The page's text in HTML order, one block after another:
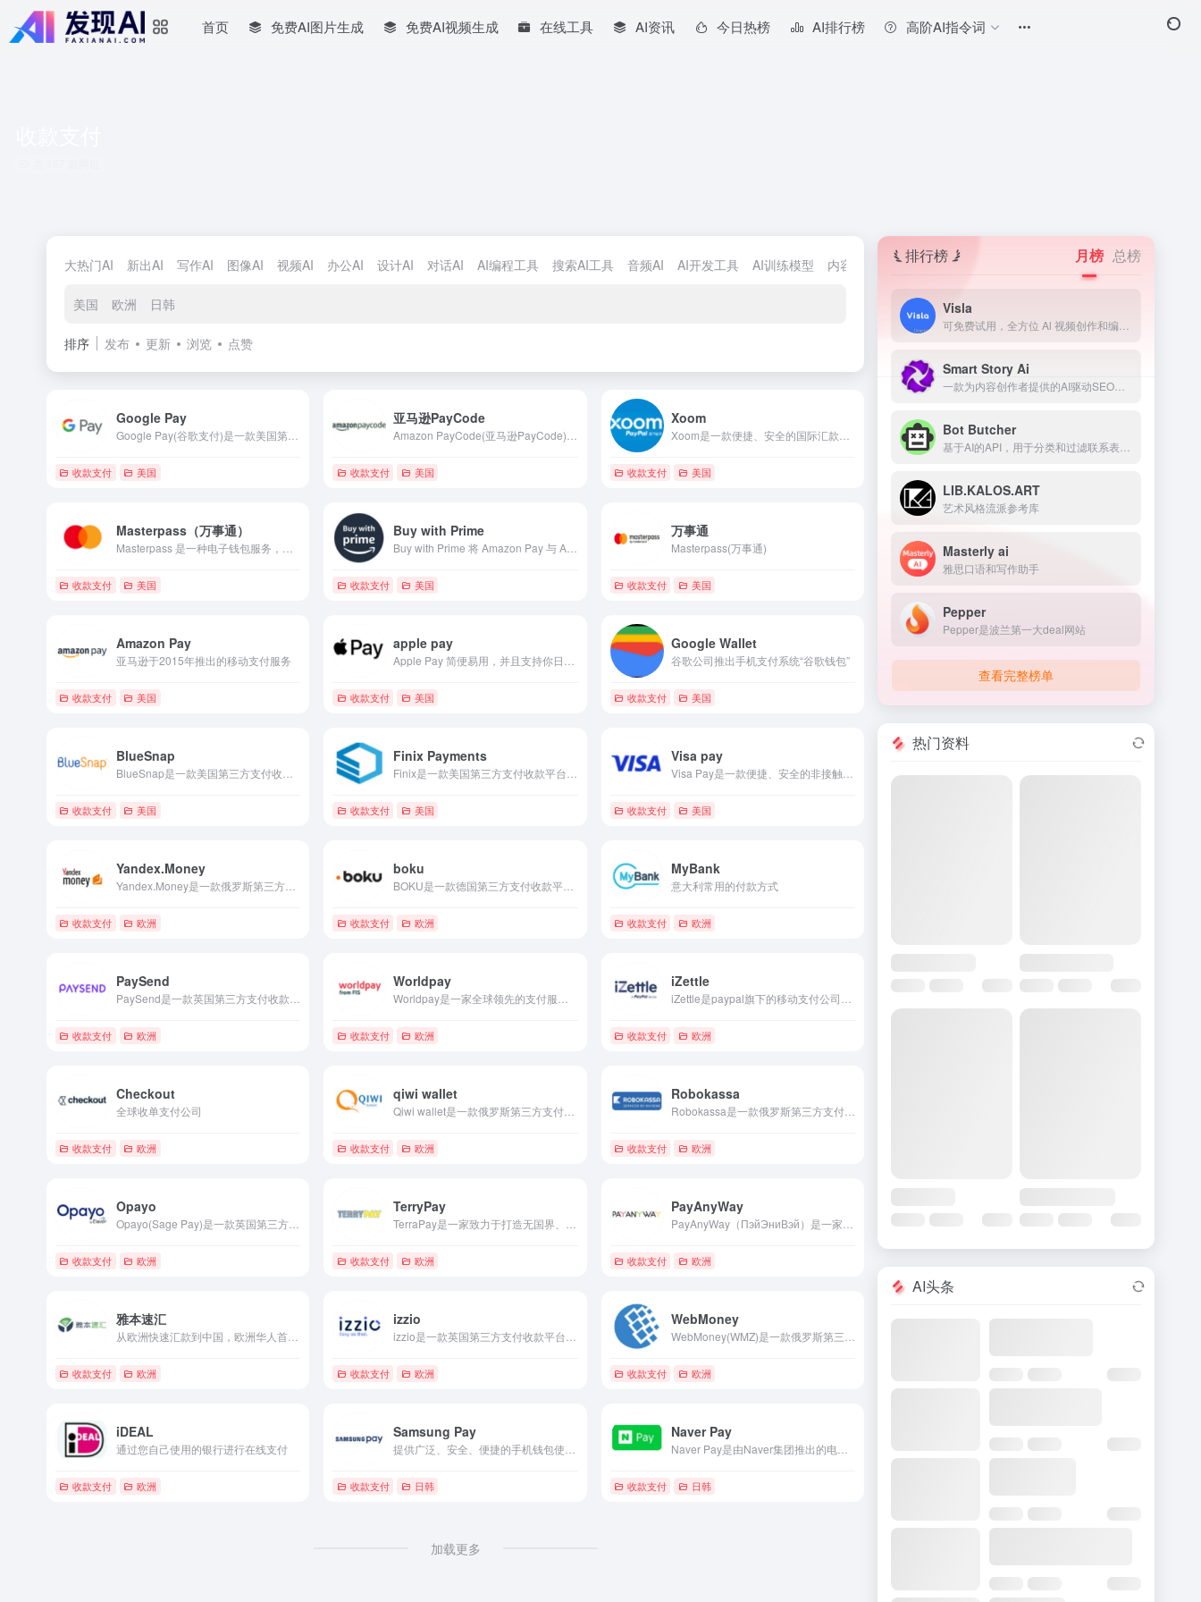
首页 免费AI图片生成 免费AI视频生成 在线工具 AI资讯 今日热榜 AI排行榜 高阶AI指令词
大热门AI 新出AI 写作AI 图像AI 视频AI 办公AI 设计AI 对话AI AI编程工具 搜索AI工具 音频AI AI开发工具 AI训练模型 内容检测神器 翻译AI 模型测评工具
美国 欧洲 日韩
排序 发布 更新 浏览 点赞
Google Pay
收款支付 美国
亚马逊PayCode
收款支付 美国
Xoom
收款支付 美国
Masterpass（万事通）
收款支付 美国
Buy with Prime
收款支付 美国
万事通
Masterpass(万事通)
收款支付 美国
Amazon Pay
亚马逊于2015年推出的移动支付服务
收款支付 美国
apple pay
收款支付 美国
Google Wallet
谷歌公司推出手机支付系统“谷歌钱包”
收款支付 美国
BlueSnap
收款支付 美国
Finix Payments
收款支付 美国
Visa pay
收款支付 美国
Yandex.Money
收款支付 欧洲
boku
收款支付 欧洲
MyBank
意大利常用的付款方式
收款支付 欧洲
PaySend
收款支付 欧洲
Worldpay
收款支付 欧洲
iZettle
收款支付 欧洲
Checkout
全球收单支付公司
收款支付 欧洲
qiwi wallet
收款支付 欧洲
Robokassa
Robokassa是一款俄罗斯第三方支付收款平台，目前支持俄罗斯卢布,数字货币等国际主流货币之间的电子支付、转账和汇款服务。
收款支付 欧洲
Opayo
收款支付 欧洲
TerryPay
收款支付 欧洲
PayAnyWay
收款支付 欧洲
雅本速汇
收款支付 欧洲
izzio
收款支付 欧洲
WebMoney
收款支付 欧洲
iDEAL
通过您自己使用的银行进行在线支付
收款支付 欧洲
Samsung Pay
收款支付 日韩
Naver Pay
Naver Pay是由Naver集团推出的电子钱包支付服务，于2015年面世。
收款支付 日韩
加载更多
排行榜 月榜 总榜
Visla
Smart Story Ai
Bot Butcher
LIB.KALOS.ART
艺术风格流派参考库
Masterly ai
雅思口语和写作助手
Pepper
Pepper是波兰第一大deal网站
查看完整榜单
热门资料
AI头条